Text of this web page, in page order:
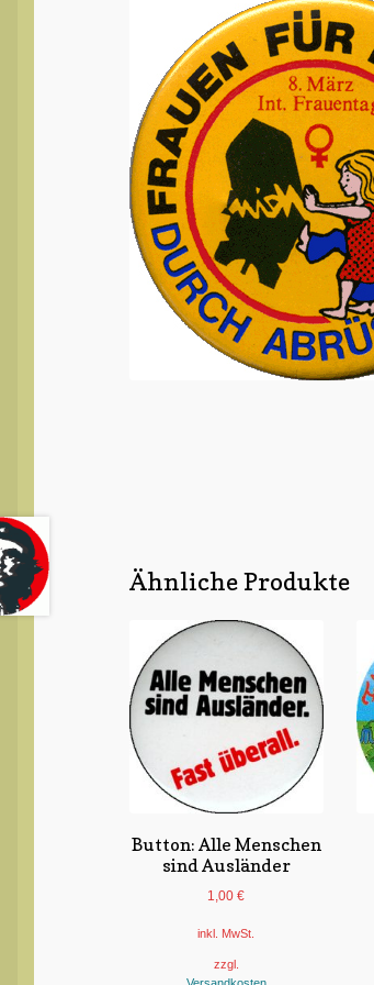
Ähnliche Produkte
Button: Alle Menschen
sind Ausländer
1,00€
inkl. MwSt.
zzgl.